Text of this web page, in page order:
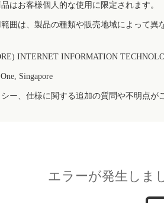
はお客様個人的な使用に限定されます。
囲は、製品の種類や販売地域によって
INTERNET INFORMATION
Singapore
ー、仕様に関する追加の質問や不明点
エラーが発生しま